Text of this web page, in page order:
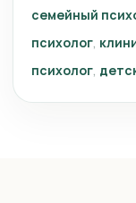
семейный
психолог
психолог